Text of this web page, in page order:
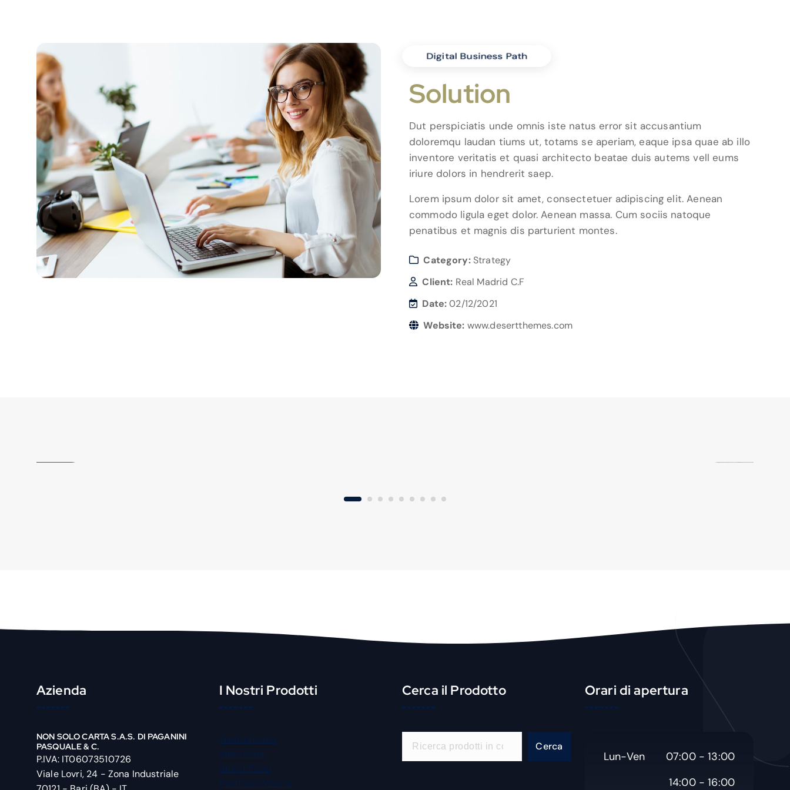
Digital Business Path
Solution
Dut perspiciatis unde omnis iste natus error sit accusantium
doloremqu laudan tiums ut, totams se aperiam, eaque ipsa quae ab illo
inventore veritatis et quasi architecto beatae duis autems vell eums
iriure dolors in hendrerit saep.
Lorem ipsum dolor sit amet, consectetuer adipiscing elit. Aenean
commodo ligula eget dolor. Aenean massa. Cum sociis natoque
penatibus et magnis dis parturient montes.
Category: Strategy
Client: Real Madrid C.F
Date: 02/12/2021
Website: www.desertthemes.com
Azienda
NON SOLO CARTA S.A.S. DI PAGANINI
PASQUALE & C.
P.IVA: IT06073510726
Viale Lovri, 24 - Zona Industriale
I Nostri Prodotti
Gastronomia
Macelleria
Street Food
Panificio Pizzeria
Cerca il Prodotto
Cerca
Orari di apertura
Lun-Ven
07:00 - 13:00
14:00 - 16:00